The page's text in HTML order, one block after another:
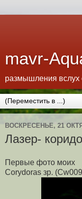
mavr-
размышления вслух
ВОСКРЕСЕНЬЕ, 21
Лазер-
Первые фото моих
Corydoras зр.